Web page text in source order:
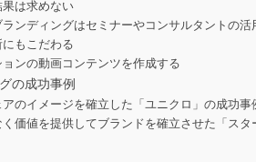
は求めない
ランディングはセミナーやコンサルタントの活
もこだわる
ンの動画コンテンツを作成する
の成功事例
のイメージを確立した「ユニクロ」の成功事
価値を提供してブランドを確立させた「スタ